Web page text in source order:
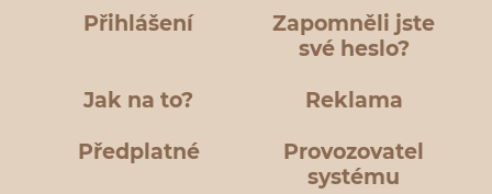
Přihlášení
Zapomněli jste
své heslo?
Jak na to? Reklama
Předplatné
Provozovatel
systému